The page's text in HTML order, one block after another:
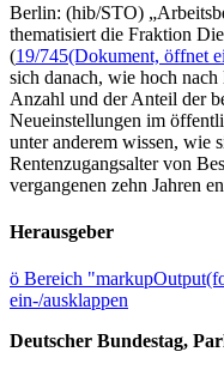
Berlin: (hib/STO)
thematisiert die Fraktion
(19/745(Dokument, öffnet
sich danach, wie hoch
Anzahl und der Anteil der
Neueinstellungen im
unter anderem wissen, wie
Rentenzugangsalter von
vergangenen zehn Jahren
Herausgeber
ö Bereich
ein-/ausklappen
Deutscher Bundestag,